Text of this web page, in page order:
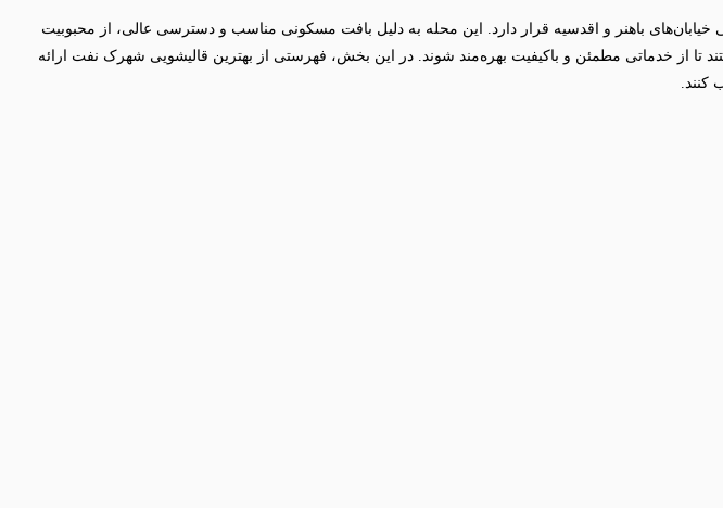
باهنر و اقدسیه قرار دارد. این محله به دلیل بافت مسکونی مناسب و دسترسی عالی، از محبوبیت
از خدماتی مطمئن و باکیفیت بهره‌مند شوند. در این بخش، فهرستی از بهترین قالیشویی‌ شهرک نفت ارائه
کنند.